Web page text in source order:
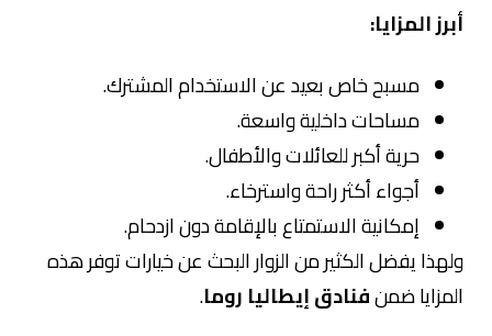
أبرز المزايا:
مسبح خاص بعيد عن الاستخدام المشترك.
مساحات داخلية واسعة.
حرية أكبر للعائلات والأطفال.
أجواء أكثر راحة واسترخاء.
إمكانية الاستمتاع بالإقامة دون ازدحام.
ولهذا يفضل الكثير من الزوار البحث عن خيارات توفر هذه
المزايا ضمنفنادق إيطاليا روما.